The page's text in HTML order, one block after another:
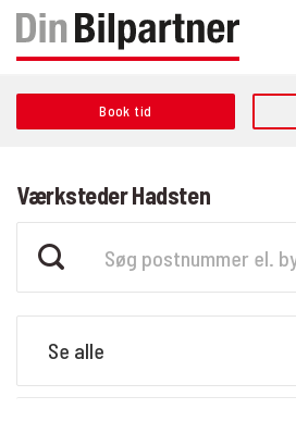
Fortsæt
indhold
Book tid
Værksteder Hadsten